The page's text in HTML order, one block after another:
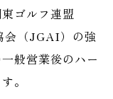
ゴルフ連盟
会（JGAI）の強
般営業後のハー
。